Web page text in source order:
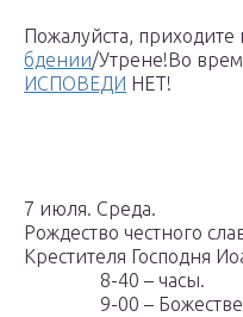
Пожалуйста, приходите
бдении/Утрене!Во
ИСПОВЕДИ НЕТ!
7 июля. Среда.
Рождество честного
Крестителя Господня
8-40 – часы.
9-00 –